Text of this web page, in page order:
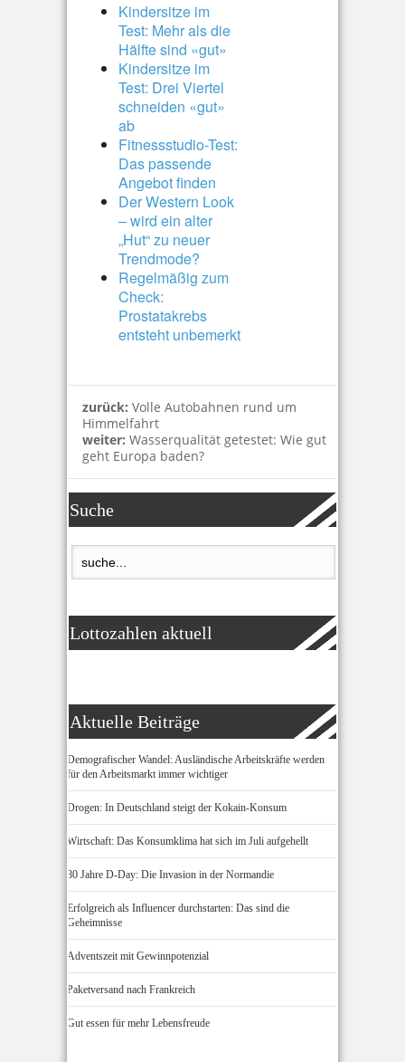
Kindersitze im
Test: Mehr als die
Hälfte sind «gut»
Kindersitze im
Test: Drei Viertel
schneiden «gut»
ab
Fitnessstudio-Test:
Das passende
Angebot finden
Der Western Look
– wird ein alter
„Hut“ zu neuer
Trendmode?
Regelmäßig zum
Check:
Prostatakrebs
entsteht unbemerkt
zurück: Volle Autobahnen rund um
Himmelfahrt
weiter: Wasserqualität getestet: Wie gut
geht Europa baden?
Suche
Lottozahlen aktuell
Aktuelle Beiträge
Demografischer Wandel: Ausländische Arbeitskräfte werden
für den Arbeitsmarkt immer wichtiger
Drogen: In Deutschland steigt der Kokain-Konsum
Wirtschaft: Das Konsumklima hat sich im Juli aufgehellt
80 Jahre D-Day: Die Invasion in der Normandie
Erfolgreich als Influencer durchstarten: Das sind die
Geheimnisse
Adventszeit mit Gewinnpotenzial
Paketversand nach Frankreich
Gut essen für mehr Lebensfreude